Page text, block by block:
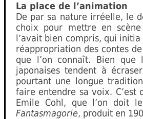
La place de l’animation
De par sa nature irréelle, le
choix pour mettre en
l’avait bien compris, qui
réappropriation des contes
que l’on connaît. Bien que
japonaises tendent à
pourtant une longue
faire entendre sa voix. C’est
Emile Cohl, que l’on doit
Fantasmagorie, produit en